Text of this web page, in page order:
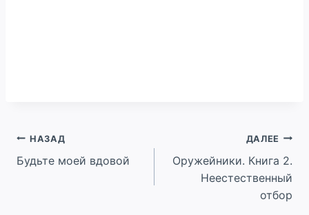
Навигация
по
НАЗАД
Будьте моей вдовой
ДАЛЕЕ
Оружейники. Книга 2.
Неестественный
отбор